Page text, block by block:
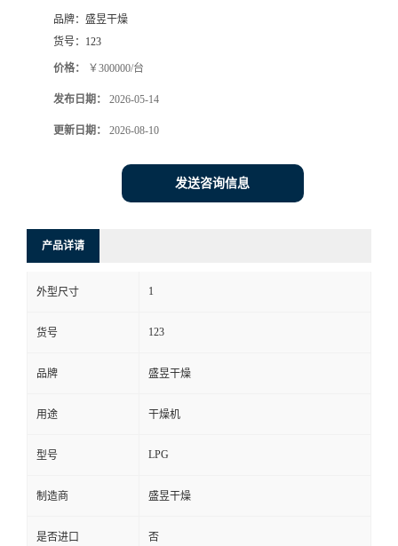
品牌： 盛昱干燥
货号： 123
价格： ￥300000/台
发布日期： 2026-05-14
更新日期： 2026-08-10
发送咨询信息
产品详请
外型尺寸 1
货号 123
品牌 盛昱干燥
用途 干燥机
型号 LPG
制造商 盛昱干燥
是否进口 否